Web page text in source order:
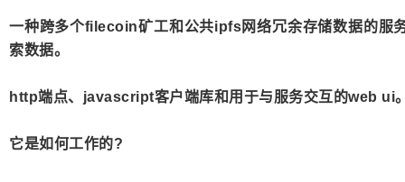
一种跨多个filecoin矿工和公共ipfs网络冗余存储数据的服
索数据。
http端点、javascript客户端库和用于与服务交互的web ui
它是如何工作的?